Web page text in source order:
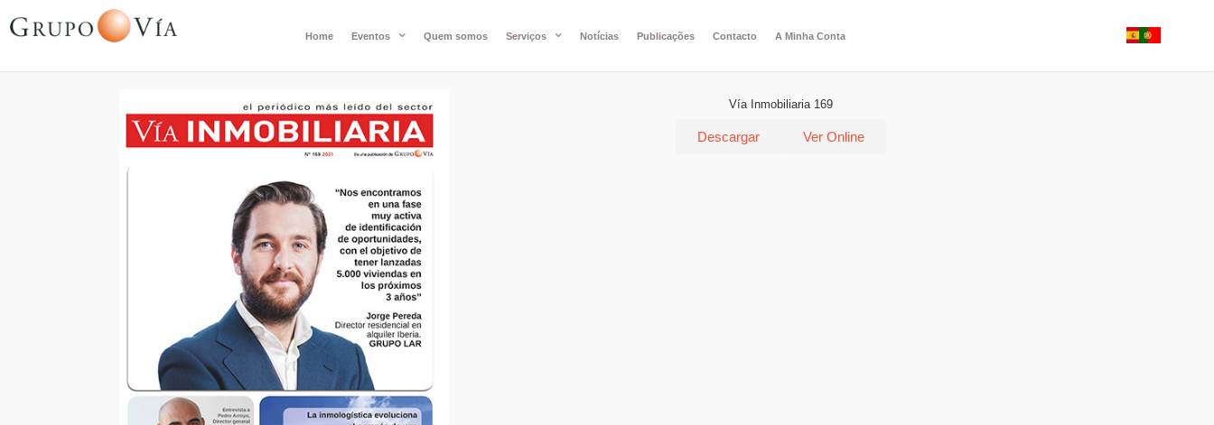
Home Eventos Quem somos Serviços Notícias Publicações Contacto A Minha Conta
Vía Inmobiliaria 169
Descargar Ver Online